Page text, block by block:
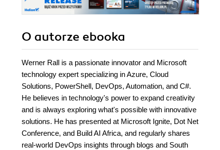
O autorze ebooka
Werner Rall is a passionate innovator and Microsoft
technology expert specializing in Azure, Cloud
Solutions, PowerShell, DevOps, Automation, and C#.
He believes in technology's power to expand creativity
and is always exploring what's possible with innovative
solutions. He has presented at Microsoft Ignite, Dot Net
Conference, and Build AI Africa, and regularly shares
real-world DevOps insights through blogs and South